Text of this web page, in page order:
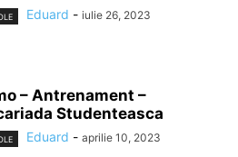
Eduard - iulie 26, 2023
– Antrenament –
Studenteasca
Eduard - aprilie 10, 2023